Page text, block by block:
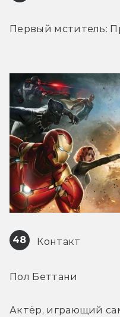
Первый мститель:
48 Контакт
Пол Беттани
Актёр, играющий